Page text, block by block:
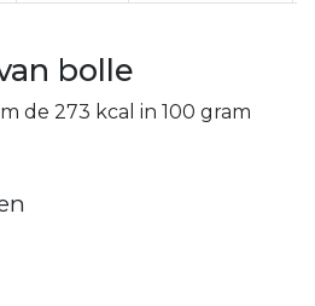
bolle
de 273 kcal in 100 gram